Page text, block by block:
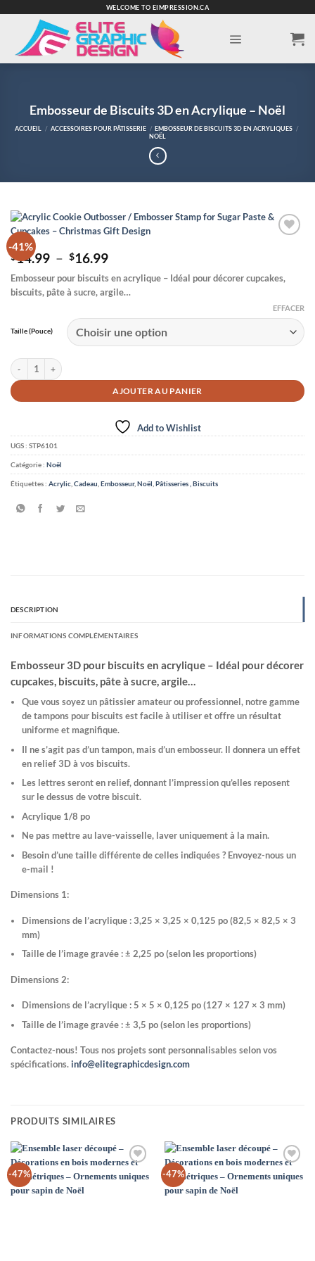
WELCOME TO EIMPRESSION.CA
Embosseur de Biscuits 3D en Acrylique – Noël
ACCUEIL / ACCESSOIRES POUR PÂTISSERIE / EMBOSSEUR DE BISCUITS 3D EN ACRYLIQUES /
NOËL
-41%
$14.99 – $16.99Plage
prix :
$14.99
$16.99
Embosseur pour biscuits en acrylique – Idéal pour décorer cupcakes,
biscuits, pâte à sucre, argile…
Taille (Pouce)
EFFACER
quantité de Embosseur de Biscuits 3D en Acrylique - Noël
AJOUTER AU PANIER
Add to Wishlist
UGS : STP6101
Catégorie : Noël
Étiquettes : Acrylic Cadeau Embosseur, Noël Pâtisseries , Biscuits
DESCRIPTION
INFORMATIONS COMPLÉMENTAIRES
Embosseur 3D pour biscuits en acrylique – Idéal pour décorer
cupcakes, biscuits, pâte à sucre, argile…
Que vous soyez un pâtissier amateur ou professionnel, notre gamme
de tampons pour biscuits est facile à utiliser et offre un résultat
uniforme et magnifique.
Il ne s’agit pas d’un tampon, mais d’un embosseur. Il donnera un effet
en relief 3D à vos biscuits.
Les lettres seront en relief, donnant l’impression qu’elles reposent
sur le dessus de votre biscuit.
Acrylique 1/8 po
Ne pas mettre au lave-vaisselle, laver uniquement à la main.
Besoin d’une taille différente de celles indiquées ? Envoyez-nous un
e-mail !
Dimensions 1:
Dimensions de l’acrylique : 3,25 × 3,25 × 0,125 po (82,5 × 82,5 × 3
mm)
Taille de l’image gravée : ± 2,25 po (selon les proportions)
Dimensions 2:
Dimensions de l’acrylique : 5 × 5 × 0,125 po (127 × 127 × 3 mm)
Taille de l’image gravée : ± 3,5 po (selon les proportions)
Contactez-nous! Tous nos projets sont personnalisables selon vos
spécifications. info@elitegraphicdesign.com
PRODUITS SIMILAIRES
-47%
Wishlist
-47%
Wishlist